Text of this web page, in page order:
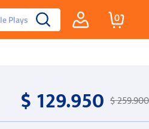
0
$129.950 $259.900